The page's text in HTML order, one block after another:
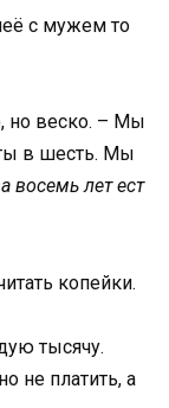
с мужем то
но веско. – Мы
в шесть. Мы
восемь лет ест
копейки.
тысячу.
не платить, а